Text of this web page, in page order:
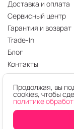
Доставка и оплата
Сервисный центр
Гарантия и возврат
Trade-In
Блог
Контакты
Оферта
Политика
Карта сайта
Заказать звонок
О компании
Продолжая, вы
cookies, чтобы
политике